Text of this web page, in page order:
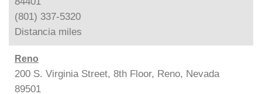
(801) 337-5320
Distancia miles
Reno
200 S. Virginia Street, 8th Floor, Reno, Nevada
89501